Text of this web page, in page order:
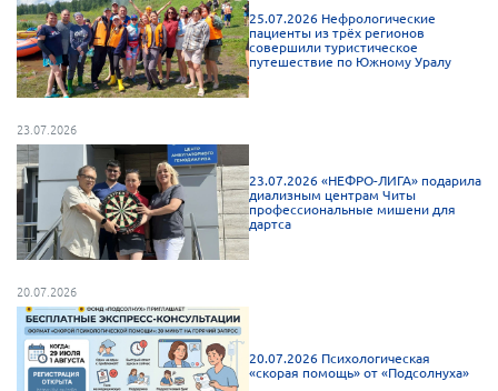
Ивановская область
Калининградская область
Кемеровская область
Кировская область
Краснодарский край
Красноярский край
Липецкая область
г. Москва
Московская область
Мурманская область
25.07.2026 Нефрологические
пациенты из трёх регионов
совершили туристическое
путешествие по Южному Уралу
23.07.2026
23.07.2026 «НЕФРО-ЛИГА» подарила
диализным центрам Читы
профессиональные мишени для
дартса
20.07.2026
20.07.2026 Психологическая
«скорая помощь» от «Подсолнуха»